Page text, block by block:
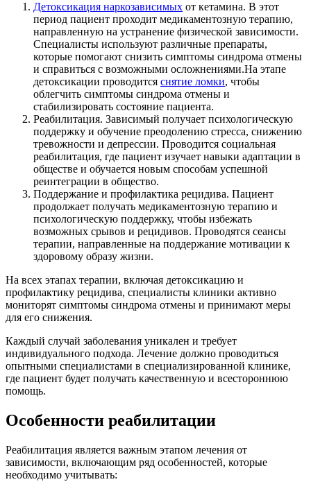
Детоксикация наркозависимых от кетамина. В этот
период пациент проходит медикаментозную терапию,
направленную на устранение физической зависимости.
Специалисты используют различные препараты,
которые помогают снизить симптомы синдрома отмены
и справиться с возможными осложнениями.На этапе
детоксикации проводится снятие ломки, чтобы
облегчить симптомы синдрома отмены и
стабилизировать состояние пациента.
Реабилитация. Зависимый получает психологическую
поддержку и обучение преодолению стресса, снижению
тревожности и депрессии. Проводится социальная
реабилитация, где пациент изучает навыки адаптации в
обществе и обучается новым способам успешной
реинтеграции в общество.
Поддержание и профилактика рецидива. Пациент
продолжает получать медикаментозную терапию и
психологическую поддержку, чтобы избежать
возможных срывов и рецидивов. Проводятся сеансы
терапии, направленные на поддержание мотивации к
здоровому образу жизни.
На всех этапах терапии, включая детоксикацию и
профилактику рецидива, специалисты клиники активно
мониторят симптомы синдрома отмены и принимают меры
для его снижения.
Каждый случай заболевания уникален и требует
индивидуального подхода. Лечение должно проводиться
опытными специалистами в специализированной клинике,
где пациент будет получать качественную и всестороннюю
помощь.
Особенности реабилитации
Реабилитация является важным этапом лечения от
зависимости, включающим ряд особенностей, которые
необходимо учитывать: